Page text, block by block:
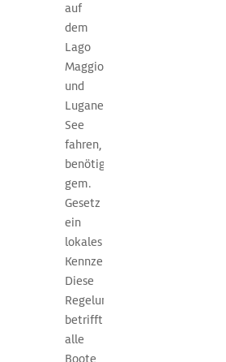
auf
dem
Lago
Maggiore
und
Luganer
See
fahren,
benötigen
gem.
Gesetz
ein
lokales
Kennzeichen.
Diese
Regelung
betrifft
alle
Boote